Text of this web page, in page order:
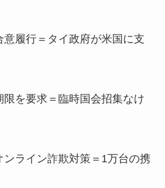
意履行＝タイ政府が米国に支
限を要求＝臨時国会招集なけ
ンライン詐欺対策＝1万台の携